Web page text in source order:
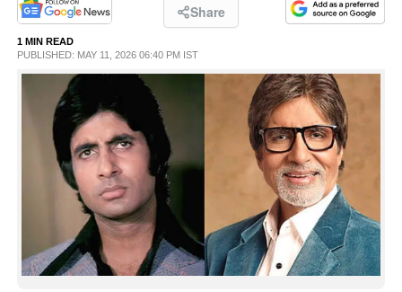
LIFESTYLE
SPIRITUAL
INFO+
ASTRO
Share
1 MIN READ
PUBLISHED: MAY 11, 2026 06:40 PM IST